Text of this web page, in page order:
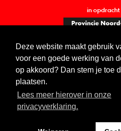
Deze website maakt gebruik
voor een goede werking van
op akkoord? Dan stem je toe
plaatsen.
Lees meer hierover in onze
privacyverklaring.
in opdracht
Contact Vacatures ANBI
Digitale